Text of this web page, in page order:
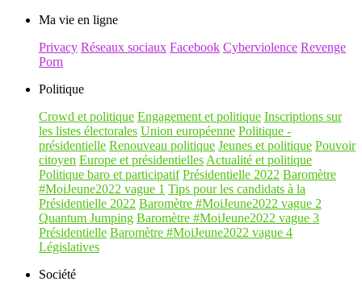
Ma vie en ligne
Privacy Réseaux sociaux Facebook Cyberviolence Revenge
Porn
Politique
Crowd et politique Engagement et politique Inscriptions sur
les listes électorales Union européenne Politique -
présidentielle Renouveau politique Jeunes et politique Pouvoir
citoyen Europe et présidentielles Actualité et politique
Politique baro et participatif Présidentielle 2022 Baromètre
#MoiJeune2022 vague 1 Tips pour les candidats à la
Présidentielle 2022 Baromètre #MoiJeune2022 vague 2
Quantum Jumping Baromètre #MoiJeune2022 vague 3
Présidentielle Baromètre #MoiJeune2022 vague 4
Législatives
Société